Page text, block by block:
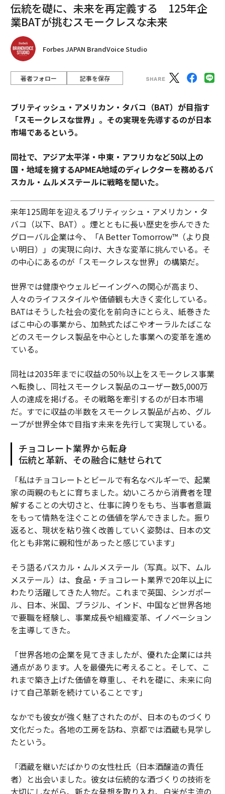
伝統を礎に、未来を再定義する 125年企
業BATが挑むスモークレスな未来
Forbes JAPAN BrandVoice Studio
著者フォロー 記事を保存
ブリティッシュ・アメリカン・タバコ（BAT）が目指す
「スモークレスな世界」。その実現を先導するのが日本
市場であるという。
同社で、アジア太平洋・中東・アフリカなど50以上の
国・地域を擁するAPMEA地域のディレクターを務めるパ
スカル・ムルメステールに戦略を聞いた。
来年125周年を迎えるブリティッシュ・アメリカン・タ
バコ（以下、BAT）。煙とともに長い歴史を歩んできた
グローバル企業は今、「A Better Tomorrow™（より良
い明日）」の実現に向け、大きな変革に挑んでいる。そ
の中心にあるのが「スモークレスな世界」の構築だ。
世界では健康やウェルビーイングへの関心が高まり、
人々のライフスタイルや価値観も大きく変化している。
BATはそうした社会の変化を前向きにとらえ、紙巻きた
ばこ中心の事業から、加熱式たばこやオーラルたばこな
どのスモークレス製品を中心とした事業への変革を進め
ている。
同社は2035年までに収益の50％以上をスモークレス事業
へ転換し、同社スモークレス製品のユーザー数5,000万
人の達成を掲げる。その戦略を牽引するのが日本市場
だ。すでに収益の半数をスモークレス製品が占め、グル
ープが世界全体で目指す未来を先行して実現している。
チョコレート業界から転身
伝統と革新、その融合に魅せられて
「私はチョコレートとビールで有名なベルギーで、起業
家の両親のもとに育ちました。幼いころから消費者を理
解することの大切さと、仕事に誇りをもち、当事者意識
をもって情熱を注ぐことの価値を学んできました。振り
返ると、現状を粘り強く改善していく姿勢は、日本の文
化とも非常に親和性があったと感じています」
そう語るパスカル・ムルメステール（写真。以下、ムル
メステール）は、食品・チョコレート業界で20年以上に
わたり活躍してきた人物だ。これまで英国、シンガポー
ル、日本、米国、ブラジル、インド、中国など世界各地
で要職を経験し、事業成長や組織変革、イノベーション
を主導してきた。
「世界各地の企業を見てきましたが、優れた企業には共
通点があります。人を最優先に考えること。そして、こ
れまで築き上げた価値を尊重し、それを礎に、未来に向
けて自己革新を続けていることです」
なかでも彼女が強く魅了されたのが、日本のものづくり
文化だった。各地の工房を訪ね、京都では酒蔵も見学し
たという。
「酒蔵を継いだばかりの女性杜氏（日本酒醸造の責任
者）と出会いました。彼女は伝統的な酒づくりの技術を
大切にしながら、新たな発想を取り入れ、白米が主流の